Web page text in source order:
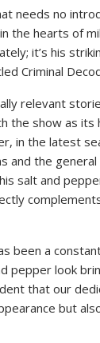
needs no
the hearts of
it’s his
Criminal
relevant
the show as
in the latest
and the general
salt and
been a
pepper look
that our
but